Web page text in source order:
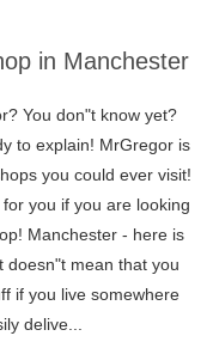
in Manchester
You don"t know yet?
to explain! MrGregor is
you could ever visit!
you if you are looking
Manchester - here is
doesn"t mean that you
if you live somewhere
delive...